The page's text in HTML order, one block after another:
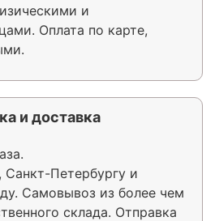
и
Оплата по карте,
и доставка
Петербургу и
Самовывоз из более чем
склада. Отправка